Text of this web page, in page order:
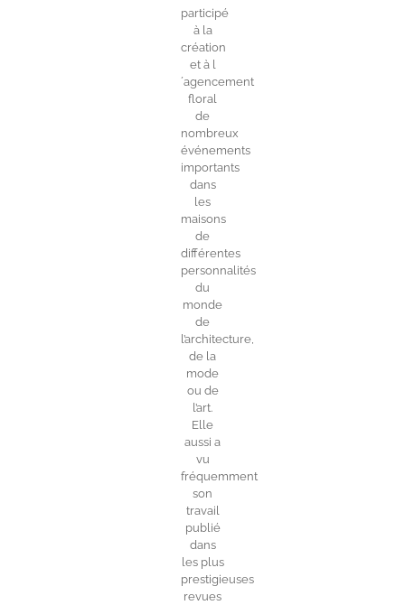
participé
à la
création
et à l
´agencement
floral
de
nombreux
événements
importants
dans
les
maisons
de
différentes
personnalités
du
monde
de
l’architecture,
de la
mode
ou de
l’art.
Elle
aussi a
vu
fréquemment
son
travail
publié
dans
les plus
prestigieuses
revues